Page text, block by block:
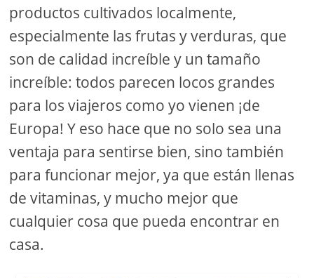
productos cultivados localmente,
especialmente las frutas y verduras, que
son de calidad increíble y un tamaño
increíble: todos parecen locos grandes
para los viajeros como yo vienen ¡de
Europa! Y eso hace que no solo sea una
ventaja para sentirse bien, sino también
para funcionar mejor, ya que están llenas
de vitaminas, y mucho mejor que
cualquier cosa que pueda encontrar en
casa.